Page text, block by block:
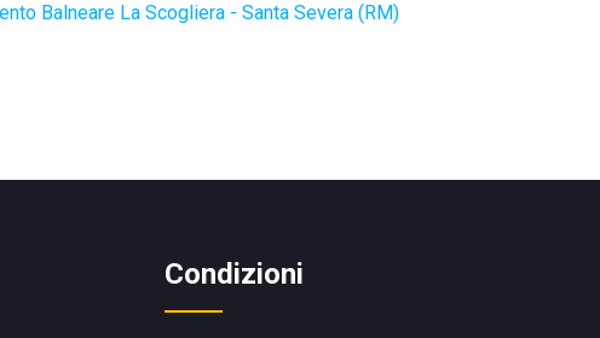
Balneare La Scogliera - Santa Severa (RM)
Condizioni